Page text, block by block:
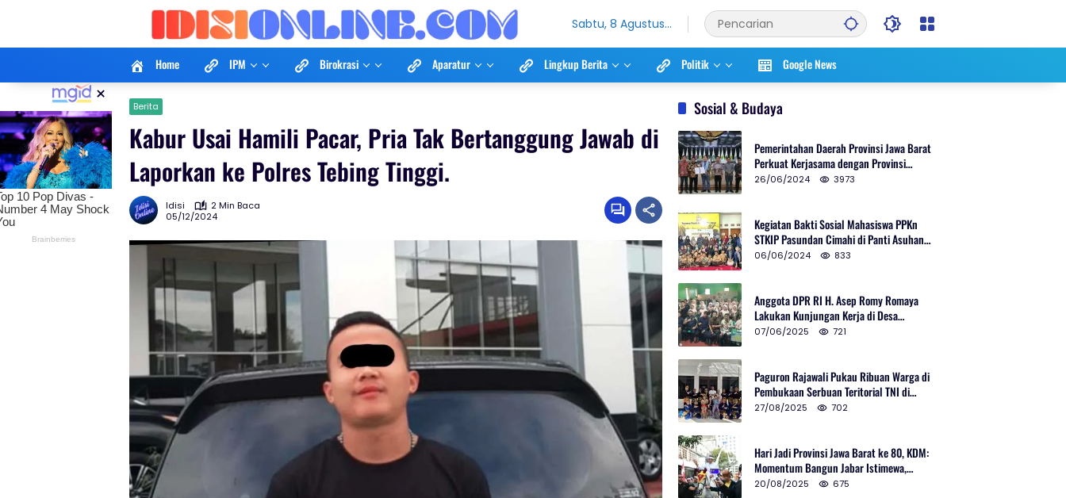
Sabtu, 8 Agustus
Home IPM Birokrasi Aparatur Lingkup Berita Politik Google News
× Berita
Kabur Usai Hamili Pacar, Pria Tak Bertanggung Jawab di
Laporkan ke Polres Tebing Tinggi.
Idisi
2 Min Baca
05/12/2024
Sosial & Budaya
Pemerintahan Daerah Provinsi Jawa Barat
Perkuat Kerjasama dengan Provinsi
Chungcheongnam Do Korea Selatan
26/06/2024 3973
Kegiatan Bakti Sosial Mahasiswa PPKn
STKIP Pasundan Cimahi di Panti Asuhan
Ulul Azmi Kota Cimahi
06/06/2024 833
Anggota DPR RI H. Asep Romy Romaya
Lakukan Kunjungan Kerja di Desa
Patrolsari
07/06/2025 721
Paguron Rajawali Pukau Ribuan Warga di
Pembukaan Serbuan Teritorial TNI di
Cibatu
27/08/2025 702
Hari Jadi Provinsi Jawa Barat ke 80, KDM:
Momentum Bangun Jabar Istimewa,
Lembur di Urus Kota Ditata
20/08/2025 675